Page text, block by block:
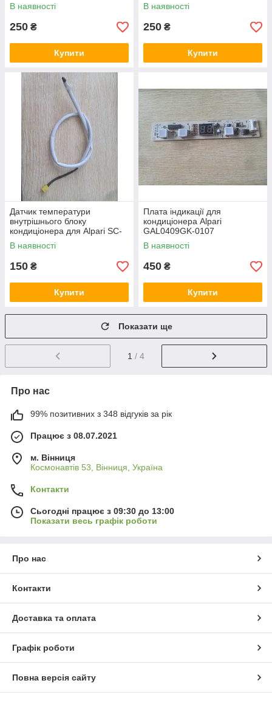
В наявності
250 ₴
Купити
В наявності
250 ₴
Купити
Датчик температури
внутрішнього блоку
кондиціонера для Alpari SC-
0702
В наявності
150 ₴
Купити
Плата індикації для
кондиціонера Alpari
GAL0409GK-0107
В наявності
450 ₴
Купити
Показати ще
1 / 4
Про нас
99% позитивних з 348 відгуків за рік
Працює з 08.07.2021
м. Вінниця
Космонавтів 53, Вінниця, Україна
Контакти
Сьогодні працює з 09:30 до 13:00
Показати весь графік роботи
Про нас
Контакти
Доставка та оплата
Графік роботи
Повна версія сайту